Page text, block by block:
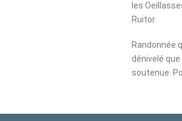
les
Ruitor.
Randonnée
dénivelé
soutenue.